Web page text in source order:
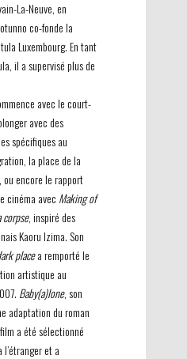
La-Neuve, en
co-fonde la
Luxembourg. En tant
il a supervisé plus de
avec le court-
avec des
spécifiques au
la place de la
encore le rapport
cinéma avec Making of
corpse, inspiré des
Kaoru Izima. Son
placea remporté le
artistique au
Baby(a)lone, son
adaptation du roman
a été sélectionné
et a